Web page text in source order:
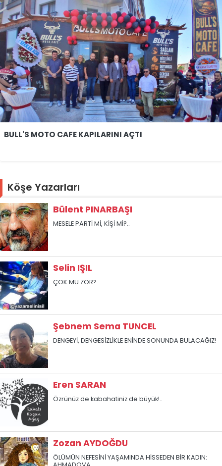
BULL'S MOTO CAFE KAPILARINI AÇTI
Köşe Yazarları
Bülent PINARBAŞI
MESELE PARTİ Mİ, KİŞİ Mİ?..
Selin IŞIL
ÇOK MU ZOR?
Şebnem Sema TUNCEL
DENGEYİ, DENGESİZLİKLE ENİNDE SONUNDA BULACAĞIZ!
Eren SARAN
Özrünüz de kabahatiniz de büyük!..
Zozan AYDOĞDU
ÖLÜMÜN NEFESİNİ YAŞAMINDA HİSSEDEN BİR KADIN: